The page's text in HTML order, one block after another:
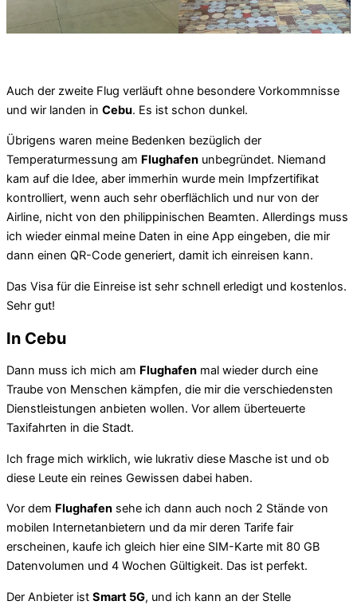
Auch der zweite Flug verläuft ohne besondere Vorkommnisse
und wir landen in Cebu. Es ist schon dunkel.
Übrigens waren meine Bedenken bezüglich der
Temperaturmessung am Flughafen unbegründet. Niemand
kam auf die Idee, aber immerhin wurde mein Impfzertifikat
kontrolliert, wenn auch sehr oberflächlich und nur von der
Airline, nicht von den philippinischen Beamten. Allerdings muss
ich wieder einmal meine Daten in eine App eingeben, die mir
dann einen QR-Code generiert, damit ich einreisen kann.
Das Visa für die Einreise ist sehr schnell erledigt und kostenlos.
Sehr gut!
In Cebu
Dann muss ich mich am Flughafen mal wieder durch eine
Traube von Menschen kämpfen, die mir die verschiedensten
Dienstleistungen anbieten wollen. Vor allem überteuerte
Taxifahrten in die Stadt.
Ich frage mich wirklich, wie lukrativ diese Masche ist und ob
diese Leute ein reines Gewissen dabei haben.
Vor dem Flughafen sehe ich dann auch noch 2 Stände von
mobilen Internetanbietern und da mir deren Tarife fair
erscheinen, kaufe ich gleich hier eine SIM-Karte mit 80 GB
Datenvolumen und 4 Wochen Gültigkeit. Das ist perfekt.
Der Anbieter ist Smart 5G, und ich kann an der Stelle